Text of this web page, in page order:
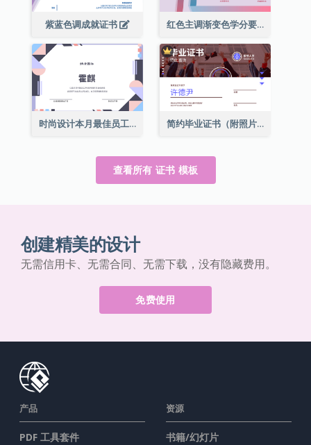
紫蓝色调成就证书 红色主调渐变色学分要求成就证书
时尚设计本月最佳员工证书 简约毕业证书（附照片）
查看所有 证书 模板
创建精美的设计
无需信用卡、无需合同、无需下载，没有隐藏费用。
免费使用
产品
PDF 工具套件
资源
书籍/幻灯片